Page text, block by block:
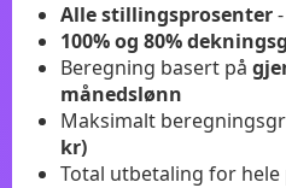
Alle stillingsprosenter
100% og 80%
Beregning basert på
månedslønn
Maksimalt
kr)
Total utbetaling for hele